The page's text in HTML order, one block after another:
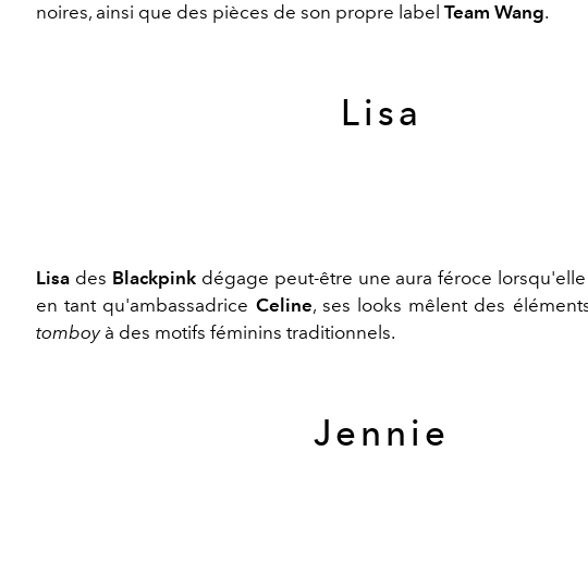
noires, ainsi que des pièces de son propre label Team Wang.
Lisa
Lisa des Blackpinkdégage peut-être une aura féroce
en tant qu'ambassadrice Celine, ses looks mêlent des
tomboyà des motifs féminins traditionnels.
Jennie